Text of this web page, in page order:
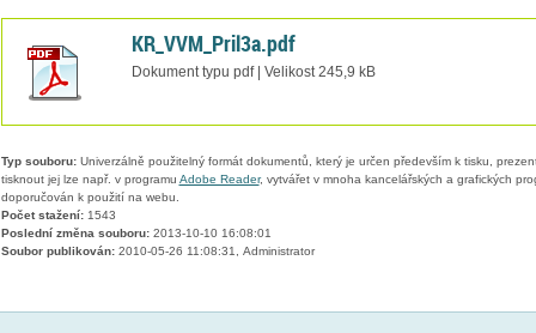
KR_VVM_Pril3a.pdf
Dokument typu pdf | Velikost 245,9 kB
Typ souboru:Univerzálně použitelný formát dokumentů, který je určen především k tisku,
tisknout jej lze např. v programu Adobe Reader, vytvářet v mnoha kancelářských a grafických
doporučován k použití na webu.
Počet stažení:1543
Poslední změna souboru:2013-10-10 16:08:01
Soubor publikován:2010-05-26 11:08:31, Administrator